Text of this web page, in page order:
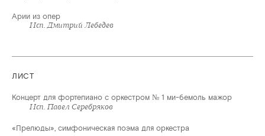
Арии из опер
ЛИСТ
Концерт для фортепиано с оркестром № 1 ми-бемоль мажор
«Прелюды», симфоническая поэма для оркестра